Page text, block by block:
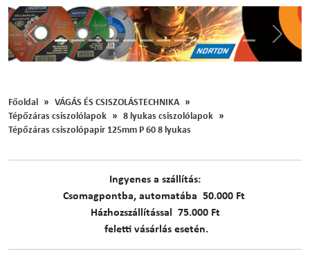
Előző
Főoldal
VÁGÁS ÉS CSISZOLÁSTECHNIKA
Tépőzáras csiszolólapok
8 lyukas csiszolólapok
Tépőzáras csiszolópapír 125mm P 60 8 lyukas
Ingyenes a szállítás:
C​​​somagpontba, automatába 50.000 Ft
Házhozszállítással 75.000 Ft
feletti vásárlás esetén.